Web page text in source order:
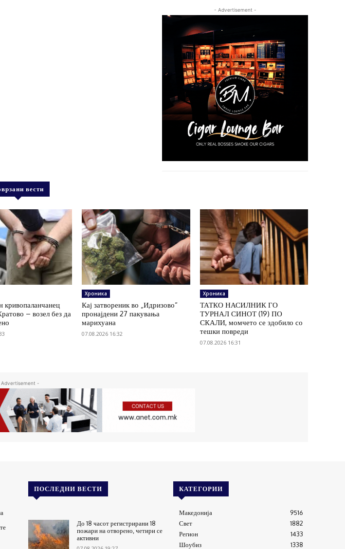
- Advertisement -
вести
кривопаланчанец
– возел без да
Хроника
Кај затвореник во „Идризово“
пронајдени 27 пакувања
марихуана
07.08.2026 16:32
Хроника
ТАТКО НАСИЛНИК ГО
ТУРНАЛ СИНОТ (19) ПО
СКАЛИ, момчето се здобило со
тешки повреди
07.08.2026 16:31
-
ПОСЛЕДНИ ВЕСТИ
До 18 часот регистрирани 18
пожари на отворено, четири се
активни
КАТЕГОРИИ
Македонија
9516
Свет
1882
Регион
1433
Шоубиз
1338